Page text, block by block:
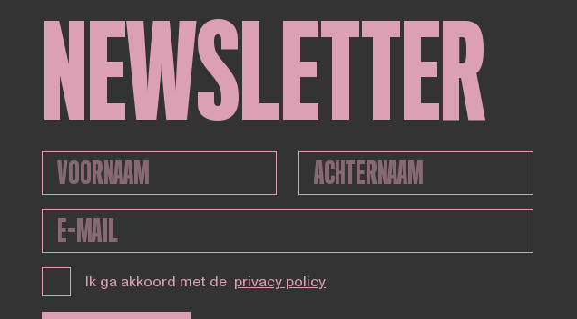
NEWSLETTER
Ik ga akkoord met de privacy policy